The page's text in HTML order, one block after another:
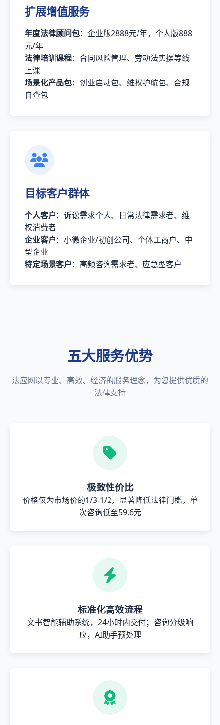
扩展增值服务
年度法律顾问包：企业版2888元/年，个人版888
元/年
法律培训课程：合同风险管理、劳动法实操等线
上课
场景化产品包：创业启动包、维权护航包、合规
自查包
目标客户群体
个人客户：诉讼需求个人、日常法律需求者、维
权消费者
企业客户：小微企业/初创公司、个体工商户、中
型企业
特定场景客户：高频咨询需求者、应急型客户
五大服务优势
法应网以专业、高效、经济的服务理念，为您提供优质的
法律支持
极致性价比
价格仅为市场价的1/3-1/2，显著降低法律门槛，单
次咨询低至59.6元
标准化高效流程
文书智能辅助系统，24小时内交付；咨询分级响
应，AI助手预处理